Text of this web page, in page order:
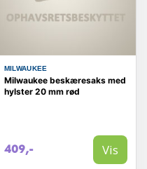
MILWAUKEE
Milwaukee beskæresaks med
hylster 20 mm rød
409,- Vis